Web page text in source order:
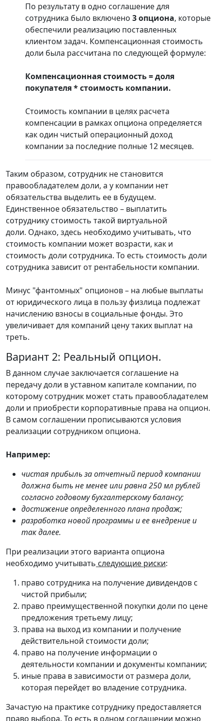
По результату в одно соглашение для
сотрудника было включено 3 опциона, которые
обеспечили реализацию поставленных
клиентом задач. Компенсационная стоимость
доли была рассчитана по следующей формуле:
Компенсационная стоимость = доля
покупателя * стоимость компании.
Стоимость компании в целях расчета
компенсации в рамках опциона определяется
как один чистый операционный доход
компании за последние полные 12 месяцев.
Таким образом, сотрудник не становится
правообладателем доли, а у компании нет
обязательства выделить ее в будущем.
Единственное обязательство – выплатить
сотруднику стоимость такой виртуальной
доли. Однако, здесь необходимо учитывать, что
стоимость компании может возрасти, как и
стоимость доли сотрудника. То есть стоимость доли
сотрудника зависит от рентабельности компании.
Минус "фантомных" опционов – на любые выплаты
от юридического лица в пользу физлица подлежат
начислению взносы в социальные фонды. Это
увеличивает для компаний цену таких выплат на
треть.
Вариант 2: Реальный опцион.
В данном случае заключается соглашение на
передачу доли в уставном капитале компании, по
которому сотрудник может стать правообладателем
доли и приобрести корпоративные права на опцион.
В самом соглашении прописываются условия
реализации сотрудником опциона.
Например:
чистая прибыль за отчетный период компании
должна быть не менее или равна 250 мл рублей
согласно годовому бухгалтерскому балансу;
достижение определенного плана продаж;
разработка новой программы и ее внедрение и
так далее.
При реализации этого варианта опциона
необходимо учитывать следующие риски:
право сотрудника на получение дивидендов с
чистой прибыли;
право преимущественной покупки доли по цене
предложения третьему лицу;
права на выход из компании и получение
действительной стоимости доли;
право на получение информации о
деятельности компании и документы компании;
иные права в зависимости от размера доли,
которая перейдет во владение сотрудника.
Зачастую на практике сотруднику предоставляется
право выбора. То есть в одном соглашении можно